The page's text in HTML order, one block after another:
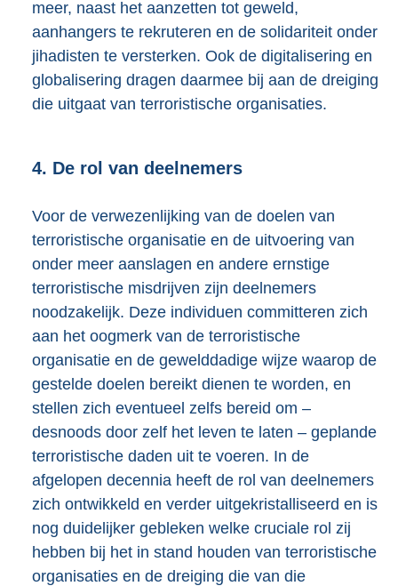
meer, naast het aanzetten tot geweld,
aanhangers te rekruteren en de solidariteit onder
jihadisten te versterken. Ook de digitalisering en
globalisering dragen daarmee bij aan de dreiging
die uitgaat van terroristische organisaties.
4. De rol van deelnemers
Voor de verwezenlijking van de doelen van
terroristische organisatie en de uitvoering van
onder meer aanslagen en andere ernstige
terroristische misdrijven zijn deelnemers
noodzakelijk. Deze individuen committeren zich
aan het oogmerk van de terroristische
organisatie en de gewelddadige wijze waarop de
gestelde doelen bereikt dienen te worden, en
stellen zich eventueel zelfs bereid om –
desnoods door zelf het leven te laten – geplande
terroristische daden uit te voeren. In de
afgelopen decennia heeft de rol van deelnemers
zich ontwikkeld en verder uitgekristalliseerd en is
nog duidelijker gebleken welke cruciale rol zij
hebben bij het in stand houden van terroristische
organisaties en de dreiging die van die